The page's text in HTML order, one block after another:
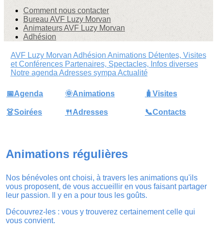
Comment nous contacter
Bureau AVF Luzy Morvan
Animateurs AVF Luzy Morvan
Adhésion
AVF Luzy Morvan Adhésion Animations Détentes, Visites
et Conférences Partenaires, Spectacles, Infos diverses
Notre agenda Adresses sympa Actualité
📅Agenda 🌞Animations 🧳Visites
👗Soirées 🍴Adresses 📞Contacts
Animations régulières
Nos bénévoles ont choisi, à travers les animations qu'ils
vous proposent, de vous accueillir en vous faisant partager
leur passion. Il y en a pour tous les goûts.
Découvrez-les : vous y trouverez certainement celle qui
vous convient.